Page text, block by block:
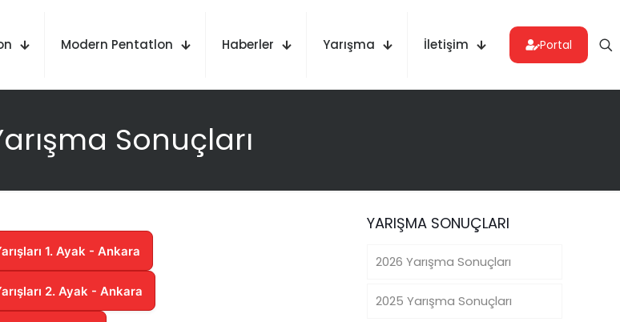
Modern Pentatlon Haberler Yarışma İletişim Portal
Sonuçları
1. Ayak - Ankara
2. Ayak - Ankara
YARIŞMA SONUÇLARI
2026 Yarışma Sonuçları
2025 Yarışma Sonuçları